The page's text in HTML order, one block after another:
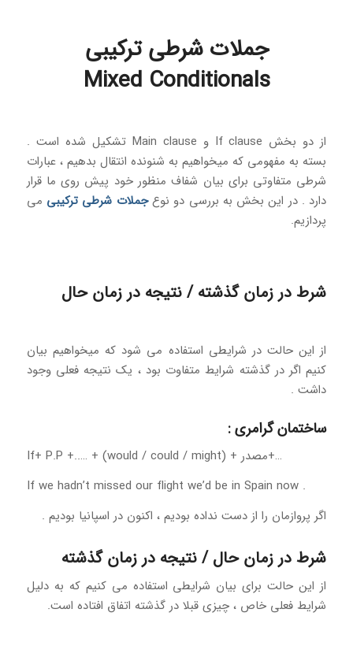
جملات شرطی ترکیبی
Mixed Conditionals
از دو بخش If clause و Main clause تشکیل شده است .
بسته به مفهومی که میخواهیم به شنونده انتقال بدهیم ، عبارات
شرطی متفاوتی برای بیان شفاف منظور خود پیش روی ما قرار
دارد . در این بخش به بررسی دو نوعجملات شرطی ترکیبی می
پردازیم.
شرط در زمان گذشته / نتیجه در زمان حال
از این حالت در شرایطی استفاده می شود که میخواهیم بیان
کنیم اگر در گذشته شرایط متفاوت بود ، یک نتیجه فعلی وجود
داشت .
ساختمان گرامری :
…+مصدر + (would / could / might) + …..+ If+ P.P
If we hadn’t missed our flight we’d be in Spain now .
اگر پروازمان را از دست نداده بودیم ، اکنون در اسپانیا بودیم .
شرط در زمان حال / نتیجه در زمان گذشته
از این حالت برای بیان شرایطی استفاده می کنیم که به دلیل
شرایط فعلی خاص ، چیزی قبلا در گذشته اتفاق افتاده است.